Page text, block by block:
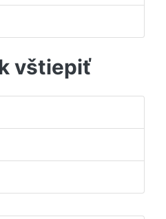
vštiepiť